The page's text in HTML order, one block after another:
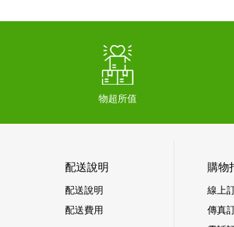
物超所值
配送說明
配送說明
配送費用
購物
線上
傳真